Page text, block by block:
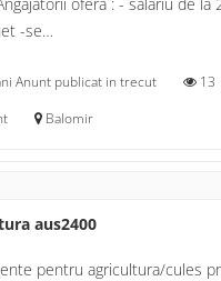
-se…
Anunt publicat in trecut
13
Balomir
aus2400
pentru agricultura/cules